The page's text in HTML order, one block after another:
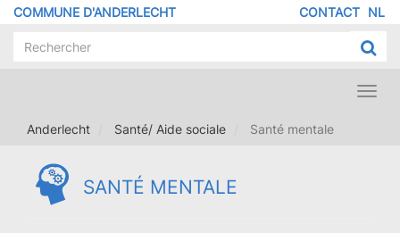
Aller
contenu
COMMUNE D'ANDERLECHT NL
DE
CONTACT
Anderlecht
Santé/ Aide sociale Santé mentale
SANTÉ MENTALE